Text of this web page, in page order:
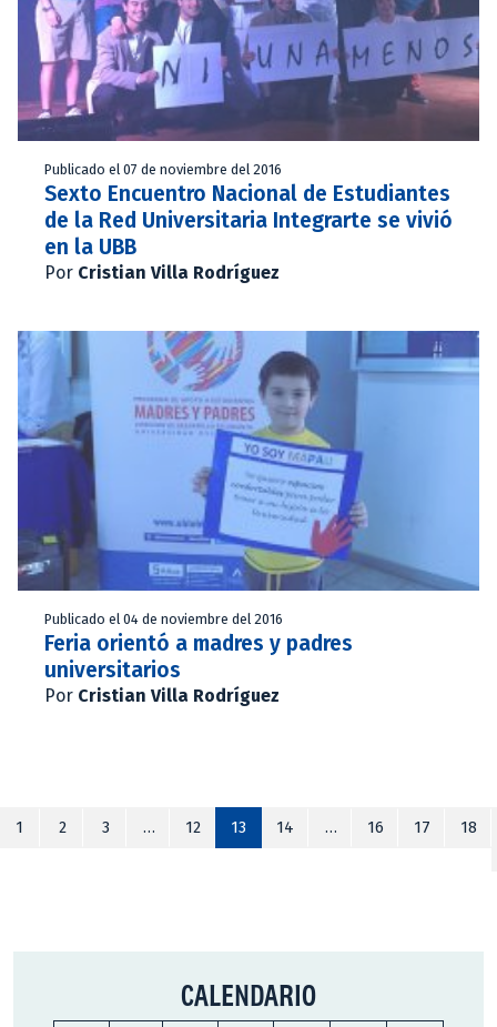
Publicado el 07 de noviembre del 2016
Sexto Encuentro Nacional de Estudiantes
de la Red Universitaria Integrarte se vivió
en la UBB
Por Cristian Villa Rodríguez
Publicado el 04 de noviembre del 2016
Feria orientó a madres y padres
universitarios
Por Cristian Villa Rodríguez
1 2 3 … 12 13 14 … 16 17 18
CALENDARIO